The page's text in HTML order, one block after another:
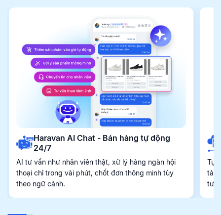
Haravan AI Chat - Bán hàng tự động
24/7
AI tư vấn như nhân viên thật, xử lý hàng ngàn hội
thoại chỉ trong vài phút, chốt đơn thông minh tùy
theo ngữ cảnh.
Tự